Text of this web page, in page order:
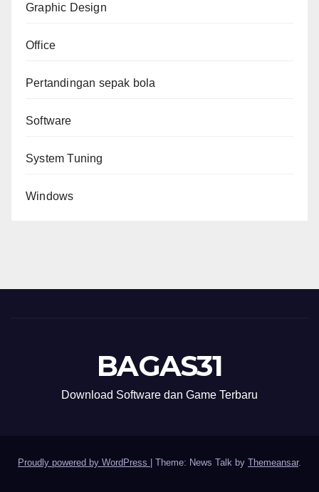
Graphic Design
Office
Pertandingan sepak bola
Software
System Tuning
Windows
BAGAS31
Download Software dan Game Terbaru
Proudly powered by WordPress Theme: News Talk by Themeansar.